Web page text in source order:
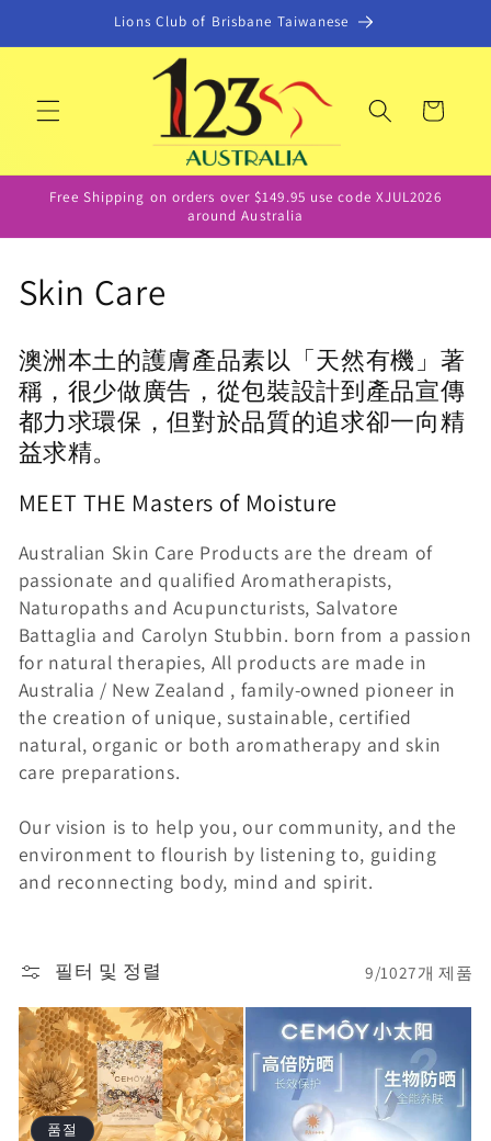
뛰기
Lions Club of Brisbane Taiwanese
트
Free Shipping on orders over $149.95 use code XJUL2026
around Australia
컬
션
:
Skin Care
澳洲本土的護膚產品素以「天然有機」著
稱，很少做廣告，從包裝設計到產品宣傳
都力求環保，但對於品質的追求卻一向精
益求精。
MEET THE Masters of Moisture
Australian Skin Care Products are the dream of
passionate and qualified Aromatherapists,
Naturopaths and Acupuncturists, Salvatore
Battaglia and Carolyn Stubbin. born from a passion
for natural therapies, All products are made in
Australia / New Zealand , family-owned pioneer in
the creation of unique, sustainable, certified
natural, organic or both aromatherapy and skin
care preparations.
Our vision is to help you, our community, and the
environment to flourish by listening to, guiding
and reconnecting body, mind and spirit.
필터 및 정렬 9/1027개 제품
품절